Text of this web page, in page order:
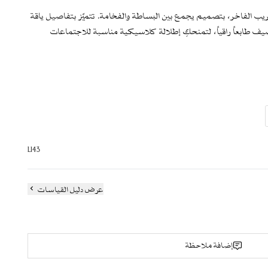
الفاخر، بتصميم يجمع بين البساطة والفخامة. تتميّز بتفاصيل ياقة
طابعاً راقياً، لتمنحكِ إطلالة كلاسيكية مناسبة للاجتماعات
لإطلالة متكاملة ومرتبة.
خانة الملاحظات
دون مبالغة
L143
عرض دليل القياسات
إضافة ملاحظة